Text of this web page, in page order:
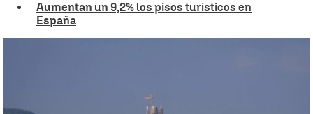
Aumentan un 9,2% los pisos turísticos en
España